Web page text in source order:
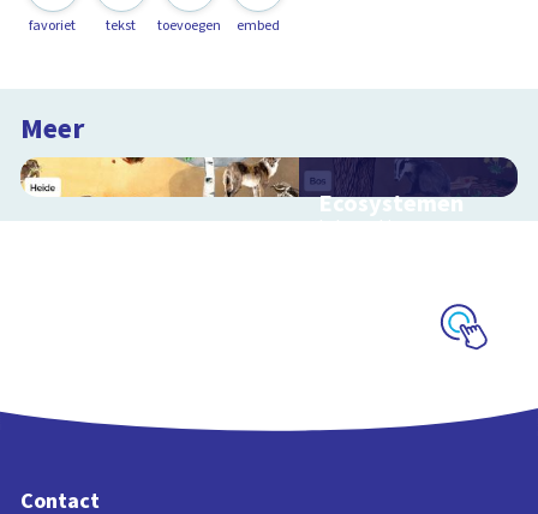
favoriet tekst toevoegen embed
Meer
Ecosystemen
Interactieve
Contact